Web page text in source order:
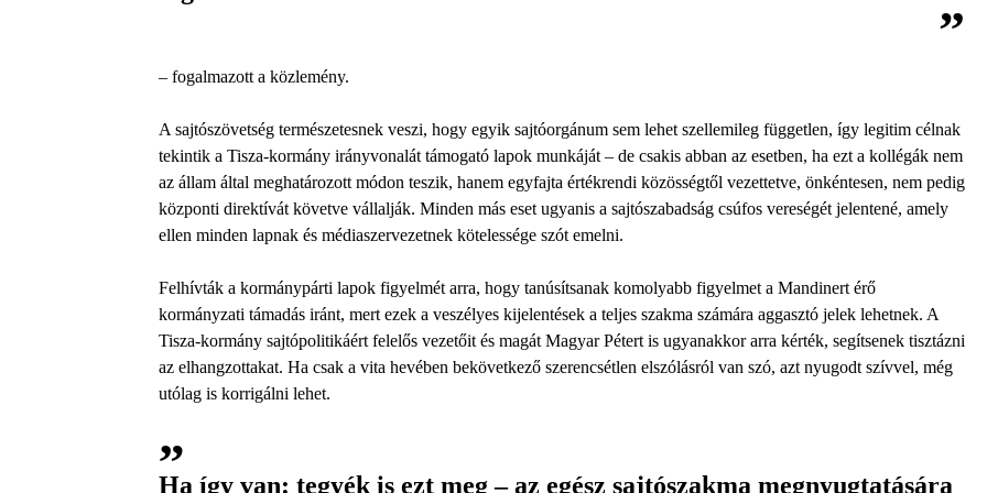
– fogalmazott a közlemény.
A sajtószövetség természetesnek veszi, hogy egyik sajtóorgánum sem lehet szellemileg független, így legitim célnak
tekintik a Tisza-kormány irányvonalát támogató lapok munkáját – de csakis abban az esetben, ha ezt a kollégák nem
az állam által meghatározott módon teszik, hanem egyfajta értékrendi közösségtől vezettetve, önkéntesen, nem pedig
központi direktívát követve vállalják. Minden más eset ugyanis a sajtószabadság csúfos vereségét jelentené, amely
ellen minden lapnak és médiaszervezetnek kötelessége szót emelni.
Felhívták a kormánypárti lapok figyelmét arra, hogy tanúsítsanak komolyabb figyelmet a Mandinert érő
kormányzati támadás iránt, mert ezek a veszélyes kijelentések a teljes szakma számára aggasztó jelek lehetnek. A
Tisza-kormány sajtópolitikáért felelős vezetőit és magát Magyar Pétert is ugyanakkor arra kérték, segítsenek tisztázni
az elhangzottakat. Ha csak a vita hevében bekövetkező szerencsétlen elszólásról van szó, azt nyugodt szívvel, még
utólag is korrigálni lehet.
Ha így van: tegyék is ezt meg – az egész sajtószakma megnyugtatására